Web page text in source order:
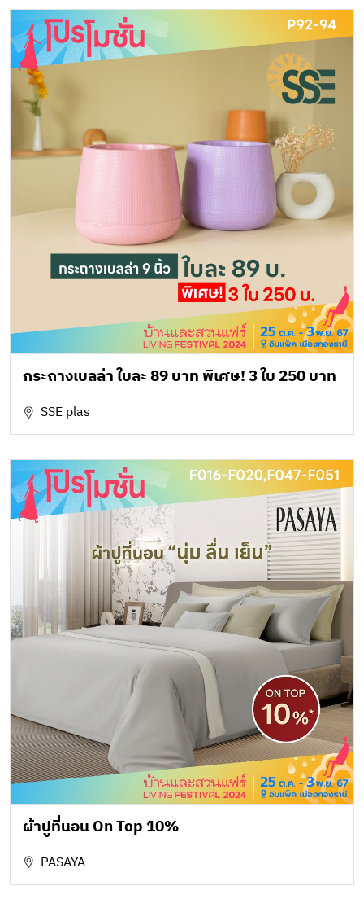
กระถางเบลล่า ใบละ 89 บาท พิเศษ! 3 ใบ 250 บาท
SSE plas
ผ้าปูที่นอน On Top 10%
PASAYA